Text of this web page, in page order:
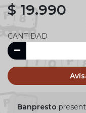
$ 19.990
CANTIDAD
Banpresto